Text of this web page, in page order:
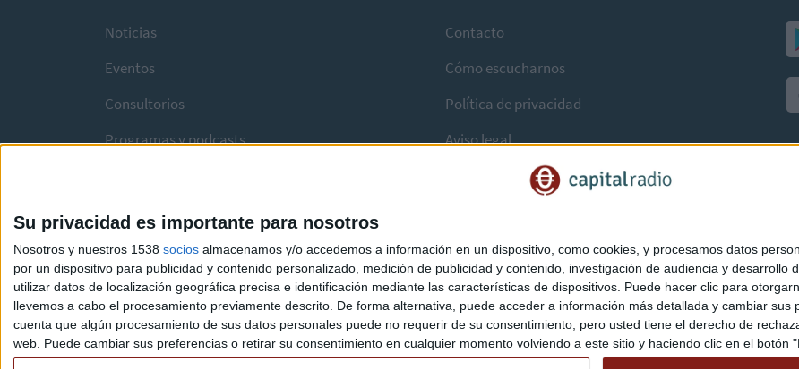
Su privacidad es importante para nosotros
Nosotros y nuestros 1538 socios almacenamos y/o accedemos a información en un dispositivo, como cookies, y procesamos datos
por un dispositivo para publicidad y contenido personalizado, medición de publicidad y contenido, investigación de audiencia y desarrollo
utilizar datos de localización geográfica precisa e identificación mediante las características de dispositivos. Puede hacer clic para
llevemos a cabo el procesamiento previamente descrito. De forma alternativa, puede acceder a información más detallada y cambiar
cuenta que algún procesamiento de sus datos personales puede no requerir de su consentimiento, pero usted tiene el derecho de
web. Puede cambiar sus preferencias o retirar su consentimiento en cualquier momento volviendo a este sitio y haciendo clic en el botón
Noticias
Eventos
Consultorios
Programas y podcasts
Contacto
Cómo escucharnos
Política de privacidad
Aviso legal